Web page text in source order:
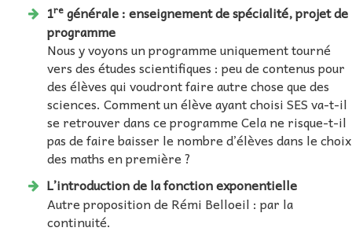
1regénérale : enseignement de spécialité, projet de
programme
Nous y voyons un programme uniquement tourné
vers des études scientifiques : peu de contenus pour
des élèves qui voudront faire autre chose que des
sciences. Comment un élève ayant choisi SES va-t-il
se retrouver dans ce programme Cela ne risque-t-il
pas de faire baisser le nombre d’élèves dans le choix
des maths en première ?
L’introduction de la fonction exponentielle
Autre proposition de Rémi Belloeil : par la
continuité.